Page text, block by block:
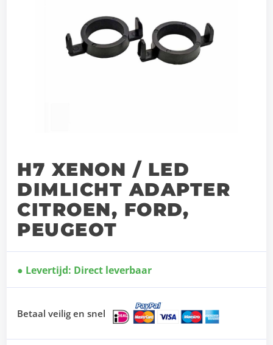
H7 XENON / LED
DIMLICHT ADAPTER
CITROEN, FORD,
PEUGEOT
Levertijd: Direct leverbaar
Betaal veilig en snel